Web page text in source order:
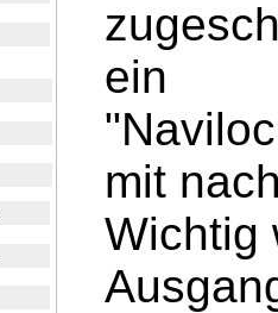
ein
mit
Wichtig